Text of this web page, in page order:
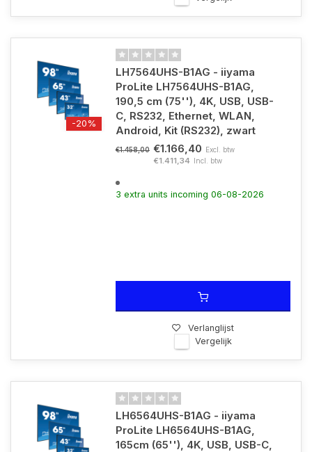
-20%
LH7564UHS-B1AG - iiyama
ProLite LH7564UHS-B1AG,
190,5 cm (75''), 4K, USB, USB-
C, RS232, Ethernet, WLAN,
Android, Kit (RS232), zwart
€1.458,00 €1.166,40 Excl. btw
€1.411,34 Incl. btw
3 extra units incoming 06-08-2026
Verlanglijst
Vergelijk
LH6564UHS-B1AG - iiyama
ProLite LH6564UHS-B1AG,
165cm (65''), 4K, USB, USB-C,